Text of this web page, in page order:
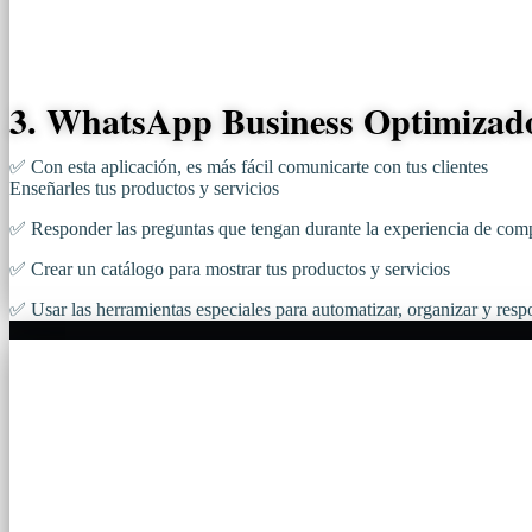
3. WhatsApp Business
✅ Con esta aplicación, es más fácil comunicarte con tus clientes
Enseñarles tus productos y servicios
✅ Responder las preguntas que tengan durante la experiencia de
✅ Crear un catálogo para mostrar tus productos y servicios
✅ Usar las herramientas especiales para automatizar, organizar y